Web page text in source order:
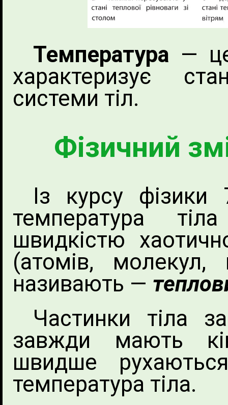
Температура —
характеризує
системи тіл.
Фізичний
Із курсу
температура
швидкістю
(атомів,
називають —
Частинки тіла
завжди мають
швидше
температура тіла.